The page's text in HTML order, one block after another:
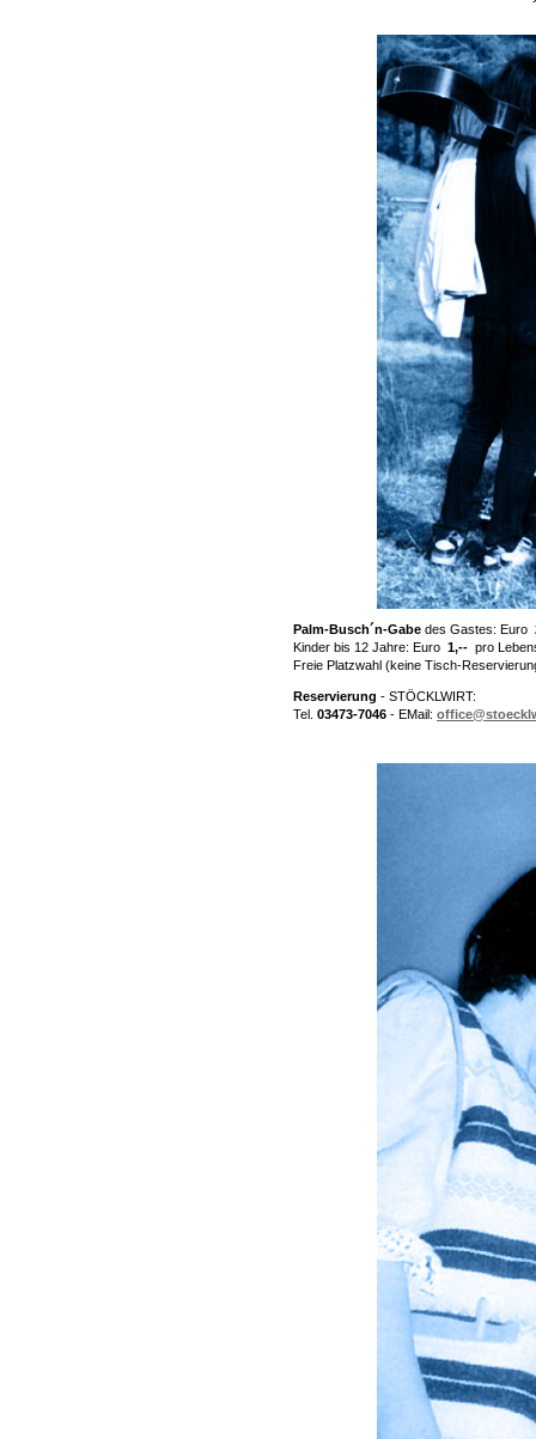
Palm-Busch´n-Gabe des Gastes: Euro
Kinder bis 12 Jahre: Euro 1,-- pro
Freie Platzwahl (keine Tisch-
Reservierung - STÖCKLWIRT:
Tel. 03473-7046 - EMail: